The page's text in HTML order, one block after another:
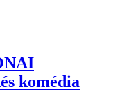
komédia